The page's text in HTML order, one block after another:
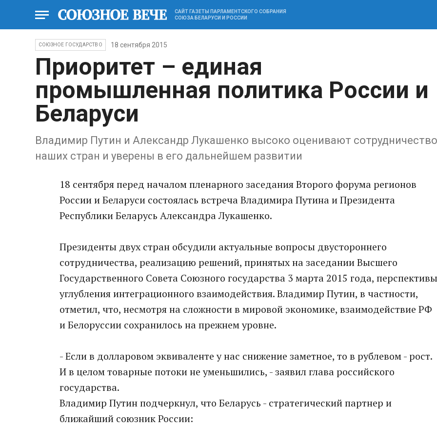
САЙТ ГАЗЕТЫ ПАРЛАМЕНТСКОГО СОБРАНИЯ
СОЮЗА БЕЛАРУСИ И РОССИИ
СОЮЗНОЕ ГОСУДАРСТВО 18 сентября 2015
Приоритет – единая
промышленная политика России и
Беларуси
Владимир Путин и Александр Лукашенко высоко оценивают сотрудничество
наших стран и уверены в его дальнейшем развитии
18 сентября перед началом пленарного заседания Второго форума регионов
России и Беларуси состоялась встреча Владимира Путина и Президента
Республики Беларусь Александра Лукашенко.
Президенты двух стран обсудили актуальные вопросы двустороннего
сотрудничества, реализацию решений, принятых на заседании Высшего
Государственного Совета Союзного государства 3 марта 2015 года, перспективы
углубления интеграционного взаимодействия. Владимир Путин, в частности,
отметил, что, несмотря на сложности в мировой экономике, взаимодействие РФ
и Белоруссии сохранилось на прежнем уровне.
- Если в долларовом эквиваленте у нас снижение заметное, то в рублевом - рост.
И в целом товарные потоки не уменьшились, - заявил глава российского
государства.
Владимир Путин подчеркнул, что Беларусь - стратегический партнер и
ближайший союзник России: